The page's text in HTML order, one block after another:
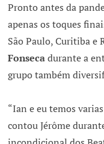
Pronto antes da
apenas os toques
São Paulo, Curitiba e
Fonsecadurante a
grupo também
“Ian e eu temos
contou Jérôme